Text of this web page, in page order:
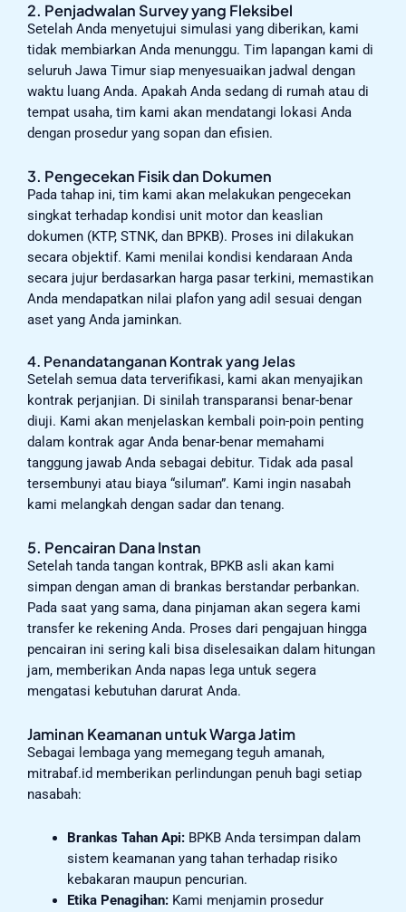
2. Penjadwalan Survey yang Fleksibel
Setelah Anda menyetujui simulasi yang diberikan, kami
tidak membiarkan Anda menunggu. Tim lapangan kami di
seluruh Jawa Timur siap menyesuaikan jadwal dengan
waktu luang Anda. Apakah Anda sedang di rumah atau di
tempat usaha, tim kami akan mendatangi lokasi Anda
dengan prosedur yang sopan dan efisien.
3. Pengecekan Fisik dan Dokumen
Pada tahap ini, tim kami akan melakukan pengecekan
singkat terhadap kondisi unit motor dan keaslian
dokumen (KTP, STNK, dan BPKB). Proses ini dilakukan
secara objektif. Kami menilai kondisi kendaraan Anda
secara jujur berdasarkan harga pasar terkini, memastikan
Anda mendapatkan nilai plafon yang adil sesuai dengan
aset yang Anda jaminkan.
4. Penandatanganan Kontrak yang Jelas
Setelah semua data terverifikasi, kami akan menyajikan
kontrak perjanjian. Di sinilah transparansi benar-benar
diuji. Kami akan menjelaskan kembali poin-poin penting
dalam kontrak agar Anda benar-benar memahami
tanggung jawab Anda sebagai debitur. Tidak ada pasal
tersembunyi atau biaya “siluman”. Kami ingin nasabah
kami melangkah dengan sadar dan tenang.
5. Pencairan Dana Instan
Setelah tanda tangan kontrak, BPKB asli akan kami
simpan dengan aman di brankas berstandar perbankan.
Pada saat yang sama, dana pinjaman akan segera kami
transfer ke rekening Anda. Proses dari pengajuan hingga
pencairan ini sering kali bisa diselesaikan dalam hitungan
jam, memberikan Anda napas lega untuk segera
mengatasi kebutuhan darurat Anda.
Jaminan Keamanan untuk Warga Jatim
Sebagai lembaga yang memegang teguh amanah,
mitrabaf.id memberikan perlindungan penuh bagi setiap
nasabah:
Brankas Tahan Api:BPKB Anda tersimpan dalam
sistem keamanan yang tahan terhadap risiko
kebakaran maupun pencurian.
Etika Penagihan:Kami menjamin prosedur